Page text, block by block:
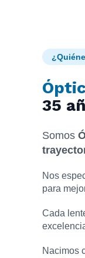
35
Somos
Nos
para
Cada
Nacimos